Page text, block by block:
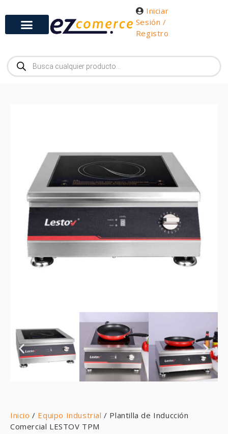
Iniciar
Sesión /
Registro
Inicio / Equipo Industrial / Plantilla de Inducción
Comercial LESTOV TPM